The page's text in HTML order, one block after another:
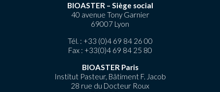
BIOASTER – Siège social
40 avenue Tony Garnier
69007 Lyon
Tél. : +33 (0)4 69 84 26 00
Fax : +33(0)4 69 84 25 80
BIOASTER Paris
Institut Pasteur, Bâtiment F. Jacob
28 rue du Docteur Roux